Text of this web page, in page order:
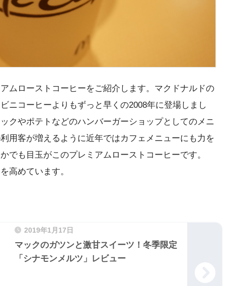
ムローストコーヒーをご紹介します。マクドナルドの
ニコーヒーよりもずっと早くの2008年に登場しまし
クやポテトなどのハンバーガーショップとしてのメニ
用客が増えるように近年ではカフェメニューにも力を
でも目玉がこのプレミアムローストコーヒーです。
高めています。
2019年1月17日
マックのガツンと激甘スイーツ！冬季限定
「シナモンメルツ」レビュー